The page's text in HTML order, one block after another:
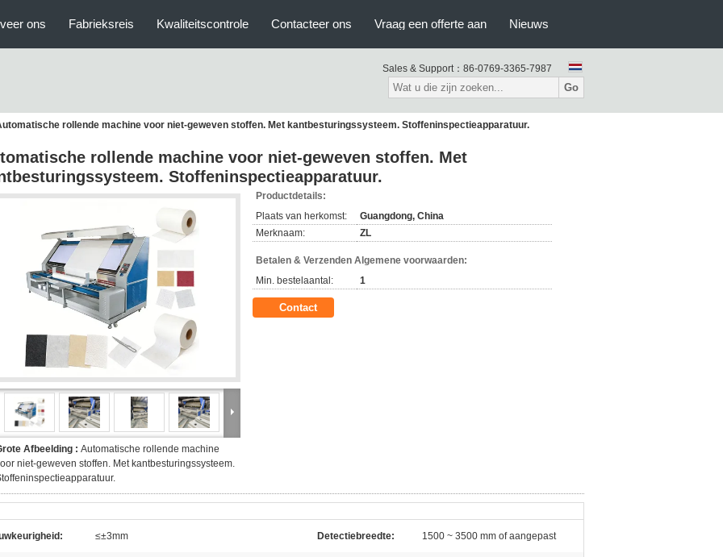
ons Fabrieksreis Kwaliteitscontrole Contacteer ons Vraag een offerte aan Nieuws
Sales & Support： 86-0769-3365-7987
Go
rollende machine voor niet-geweven stoffen. Met kantbesturingssysteem. Stoffeninspectieapparatuur.
rollende machine voor niet-geweven stoffen. Met
Stoffeninspectieapparatuur.
Afbeelding : Automatische rollende machine
niet-geweven stoffen. Met kantbesturingssysteem.
Productdetails:
Plaats van herkomst:
Guangdong, China
Merknaam:
ZL
Betalen & Verzenden Algemene voorwaarden:
Min. bestelaantal:
1
Contact
≤±3mm Detectiebreedte: 1500 ~ 3500 mm of aangepast